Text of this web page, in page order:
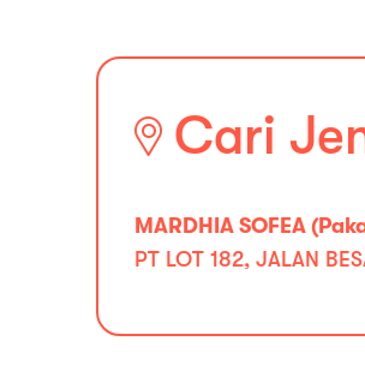
Cari
MARDHIA SOFEA
PT LOT 182, JALAN